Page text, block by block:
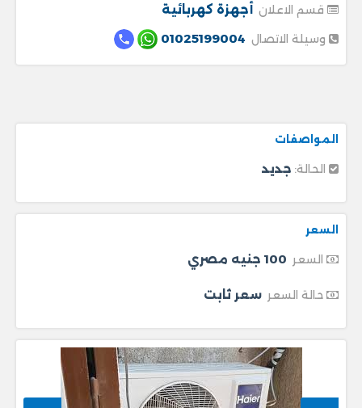
قسم الاعلان أجهزة كهربائية
وسيلة الاتصال 01025199004
المواصفات
جديد
السعر
السعر 100 جنيه مصري
حالة السعر سعر ثابت